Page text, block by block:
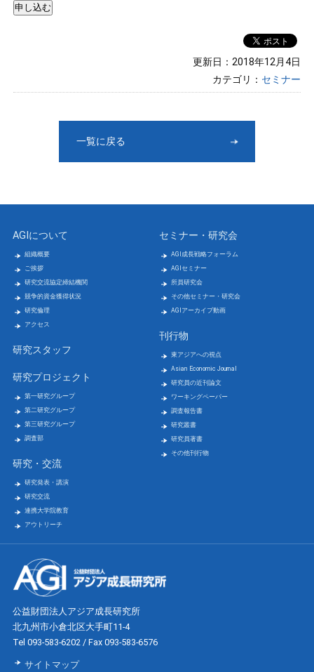
更新日：2018年12月4日
カテゴリ： セミナー
一覧に戻る
AGIについて
組織概要
ご挨拶
研究交流協定締結機関
競争的資金獲得状況
研究倫理
アクセス
研究スタッフ
研究プロジェクト
第一研究グループ
第二研究グループ
第三研究グループ
調査部
研究・交流
研究発表・講演
研究交流
連携大学院教育
アウトリーチ
セミナー・研究会
AGI成長戦略フォーラム
AGIセミナー
所員研究会
その他セミナー・研究会
AGIアーカイブ動画
刊行物
東アジアへの視点
Asian Economic Journal
研究員の近刊論文
ワーキングペーパー
調査報告書
研究叢書
研究員著書
その他刊行物
公益財団法人アジア成長研究所
北九州市小倉北区大手町11-4
Tel 093-583-6202 / Fax 093-583-6576
サイトマップ